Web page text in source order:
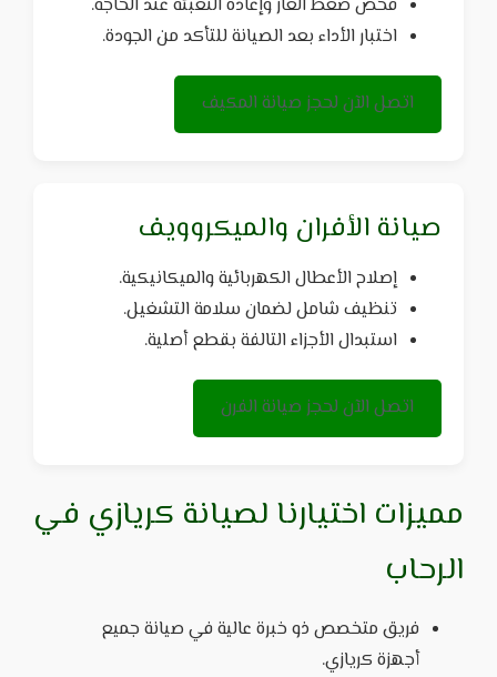
فحص ضغط الغاز وإعادة التعبئة عند الحاجة.
اختبار الأداء بعد الصيانة للتأكد من الجودة.
اتصل الآن لحجز صيانة المكيف
صيانة الأفران والميكروويف
إصلاح الأعطال الكهربائية والميكانيكية.
تنظيف شامل لضمان سلامة التشغيل.
استبدال الأجزاء التالفة بقطع أصلية.
اتصل الآن لحجز صيانة الفرن
مميزات اختيارنا لصيانة كريازي في
الرحاب
فريق متخصص ذو خبرة عالية في صيانة جميع
أجهزة كريازي.